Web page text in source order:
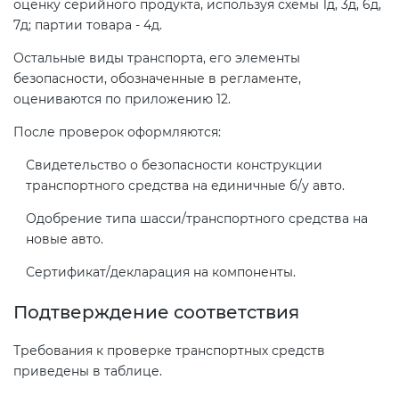
оценку серийного продукта, используя схемы 1д, 3д, 6д,
7д; партии товара - 4д.
Остальные виды транспорта, его элементы
безопасности, обозначенные в регламенте,
оцениваются по приложению 12.
После проверок оформляются:
Свидетельство о безопасности конструкции
транспортного средства на единичные б/у авто.
Одобрение типа шасси/транспортного средства на
новые авто.
Сертификат/декларация на компоненты.
Подтверждение соответствия
Требования к проверке транспортных средств
приведены в таблице.